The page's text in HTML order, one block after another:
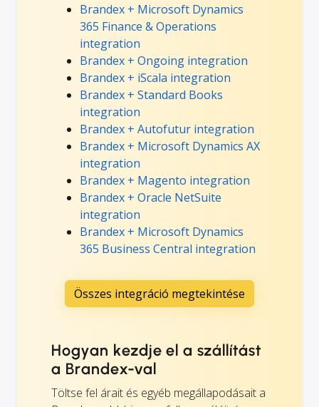
Brandex + Microsoft Dynamics
365 Finance & Operations
integration
Brandex + Ongoing integration
Brandex + iScala integration
Brandex + Standard Books
integration
Brandex + Autofutur integration
Brandex + Microsoft Dynamics AX
integration
Brandex + Magento integration
Brandex + Oracle NetSuite
integration
Brandex + Microsoft Dynamics
365 Business Central integration
Összes integráció megtekintése
Hogyan kezdje el a szállítást
a Brandex-val
Töltse fel árait és egyéb megállapodásait a